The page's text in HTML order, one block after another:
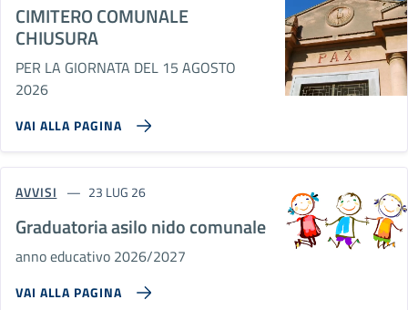
CIMITERO COMUNALE
CHIUSURA
PER LA GIORNATA DEL 15 AGOSTO
2026
VAI ALLA PAGINA
AVVISI 23 LUG 26
Graduatoria asilo nido comunale
anno educativo 2026/2027
VAI ALLA PAGINA